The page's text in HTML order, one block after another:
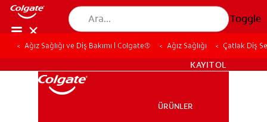
Toggle
KAYIT OL
ÜRÜNLER
Ağız Sağlığı ve Diş Bakımı | Colgate® Ağız Sağlığı Çatlak Diş